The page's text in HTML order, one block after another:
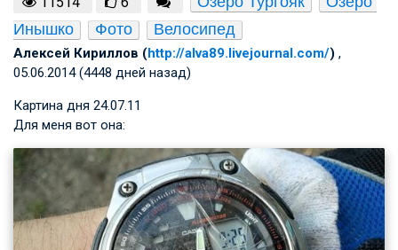
Инышко
Фото Велосипед
Алексей Кириллов (http://alva89.livejournal.com/) ,
05.06.2014 (4448 дней назад)
Картина дня 24.07.11
Для меня вот она: